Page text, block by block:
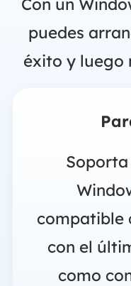
puedes
éxito y luego
compatible
con el
como